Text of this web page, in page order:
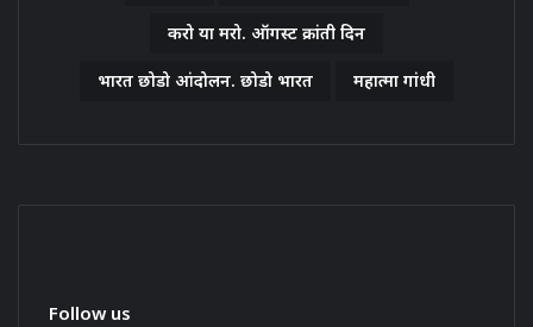
करो या मरो. ऑगस्ट क्रांती दिन
भारत छोडो आंदोलन. छोडो भारत महात्मा गांधी
Follow us